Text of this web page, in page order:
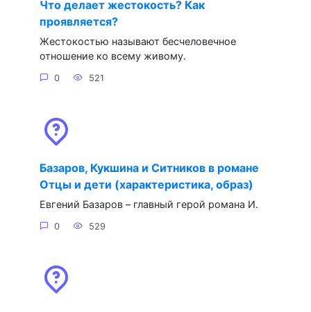
Что делает жестокость? Как
проявляется?
Жестокостью называют бесчеловечное
отношение ко всему живому.
0 521
Базаров, Кукшина и Ситников в романе
Отцы и дети (характеристика, образ)
Евгений Базаров – главный герой романа И.
0 529